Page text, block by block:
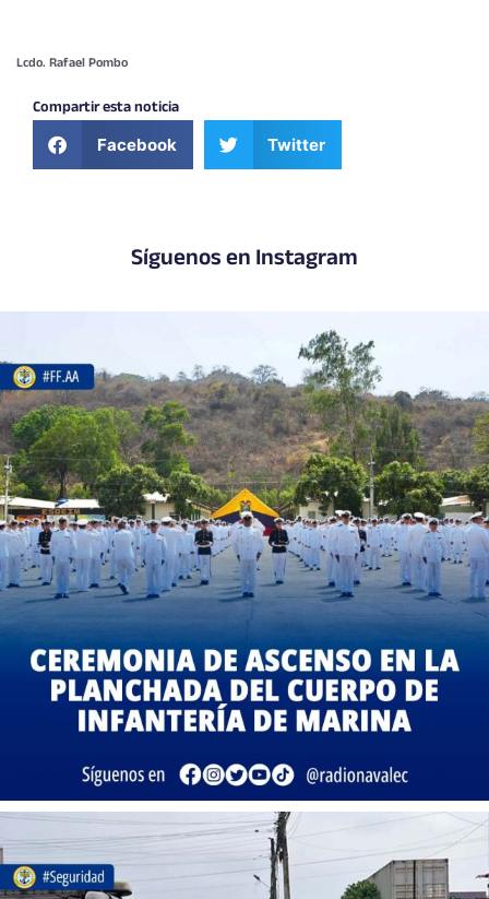
Lcdo. Rafael Pombo
Compartir esta noticia
Facebook Twitter
Síguenos en Instagram